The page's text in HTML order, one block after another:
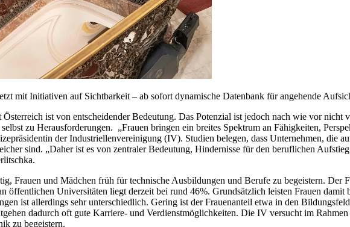
mit Initiativen auf Sichtbarkeit – ab sofort dynamische Datenbank für angehende
ist von entscheidender Bedeutung. Das Potenzial ist jedoch nach wie vor nicht
zu Herausforderungen. „Frauen bringen ein breites Spektrum an Fähigkeiten,
der Industriellenvereinigung (IV). Studien belegen, dass Unternehmen, die
sind. „Daher ist es von zentraler Bedeutung, Hindernisse für den beruflichen
Frauen und Mädchen früh für technische Ausbildungen und Berufe zu begeistern. Der
öffentlichen Universitäten liegt derzeit bei rund 46%. Grundsätzlich leisten Frauen
ist allerdings sehr unterschiedlich. Gering ist der Frauenanteil etwa in den
dadurch oft gute Karriere- und Verdienstmöglichkeiten. Die IV versucht im
zu begeistern.